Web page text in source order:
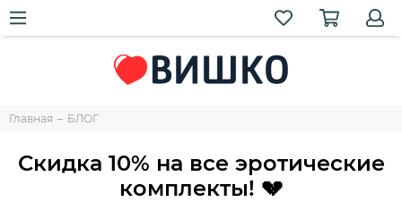
Главная БЛОГ
Скидка 10% на все эротические
комплекты! 💔